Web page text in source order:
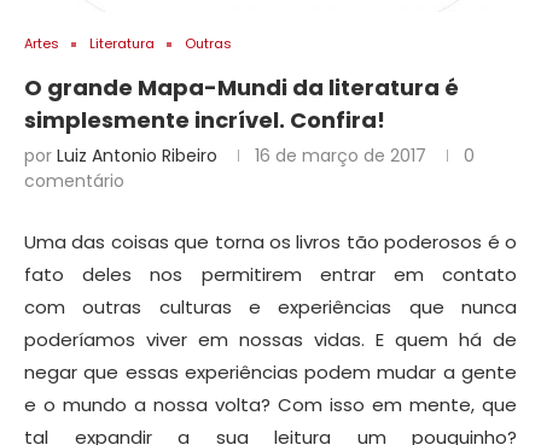
Artes Literatura Outras
O grande Mapa-Mundi da literatura é
simplesmente incrível. Confira!
por Luiz Antonio Ribeiro 16 de março de 2017
0
comentário
Uma das coisas que torna os livros tão poderosos é o
fato deles nos permitirem entrar em contato
com outras culturas e experiências que nunca
poderíamos viver em nossas vidas. E quem há de
negar que essas experiências podem mudar a gente
e o mundo a nossa volta? Com isso em mente, que
tal expandir a sua leitura um pouquinho?